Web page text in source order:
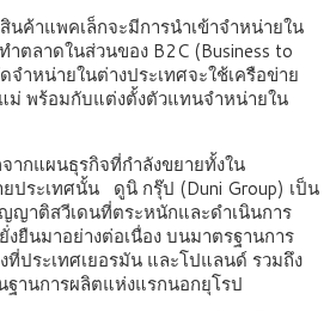
ค้าแพคเล็กจะมีการนำเข้าจำหน่ายใน
ำตลาดในส่วนของ B2C (Business to
จำหน่ายในต่างประเทศจะใช้เครือข่าย
ม่ พร้อมกับแต่งตั้งตัวแทนจำหน่ายใน
ากแผนธุรกิจที่กำลังขยายทั้งใน
ประเทศนั้น ดูนิ กรุ๊ป (Duni Group) เป็น
ญาติสวีเดนที่ตระหนักและดำเนินการ
ยืนมาอย่างต่อเนื่อง บนมาตรฐานการ
ที่ประเทศเยอรมัน และโปแลนด์ รวมถึง
ฐานการผลิตแห่งแรกนอกยุโรป